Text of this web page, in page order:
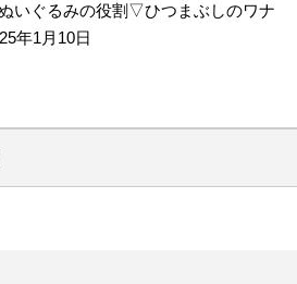
いぐるみの役割▽ひつまぶしのワナ
年1月10日